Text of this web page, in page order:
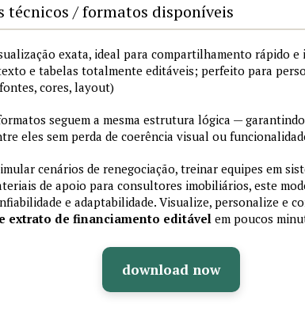
técnicos / formatos disponíveis
exata, ideal para compartilhamento rápido e
e tabelas totalmente editáveis; perfeito para
cores, layout)
seguem a mesma estrutura lógica —
eles sem perda de coerência visual ou
cenários de renegociação, treinar equipes em
de apoio para consultores imobiliários, este
e adaptabilidade. Visualize, personalize e
extrato de financiamento editável em poucos
download now